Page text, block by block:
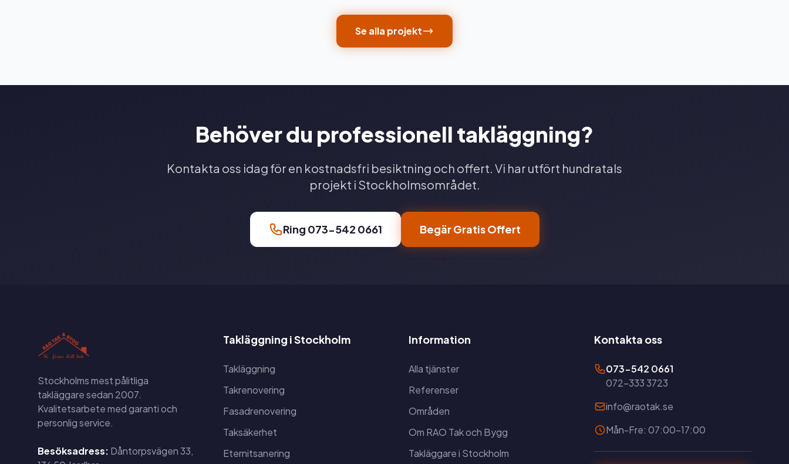
Se alla projekt
Behöver du professionell takläggning?
Kontakta oss idag för en kostnadsfri besiktning och offert. Vi har utfört hundratals
projekt i Stockholmsområdet.
Ring 073-542 0661 Begär Gratis Offert
Stockholms mest pålitliga
takläggare sedan 2007.
Kvalitetsarbete med garanti och
personlig service.
Besöksadress: Dåntorpsvägen 33,
Takläggning i Stockholm
Takläggning
Takrenovering
Fasadrenovering
Taksäkerhet
Eternitsanering
Information
Alla tjänster
Referenser
Områden
Om RAO Tak och Bygg
Takläggare i Stockholm
Kontakta oss
073-542 0661
072-333 3723
info@raotak.se
Mån-Fre: 07:00-17:00